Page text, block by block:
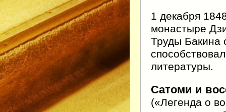
1 декабря
монастыре
Труды Бакина
литературы.
Сатоми и
(«Легенда о